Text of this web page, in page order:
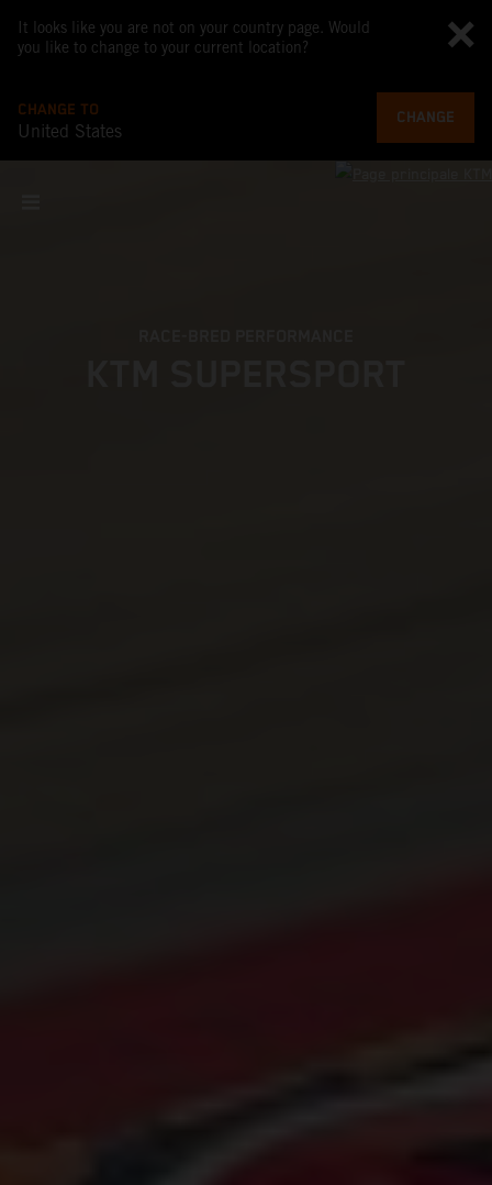
It looks like you are not on your country page. Would
you like to change to your current location?
CHANGE TO
United States
CHANGE